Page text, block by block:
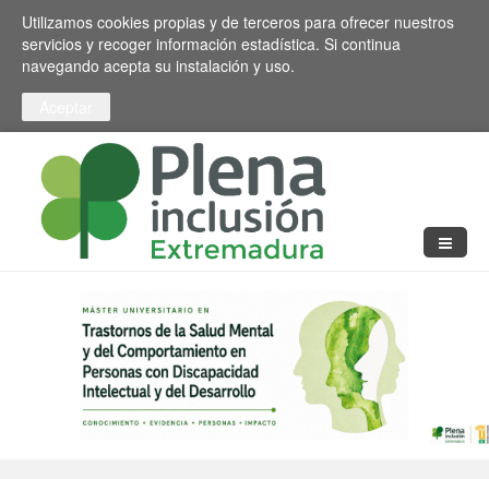
Pasar al contenido principal
Toggle high contrast
Utilizamos cookies propias y de terceros para ofrecer nuestros
servicios y recoger información estadística. Si continua
navegando acepta su instalación y uso.